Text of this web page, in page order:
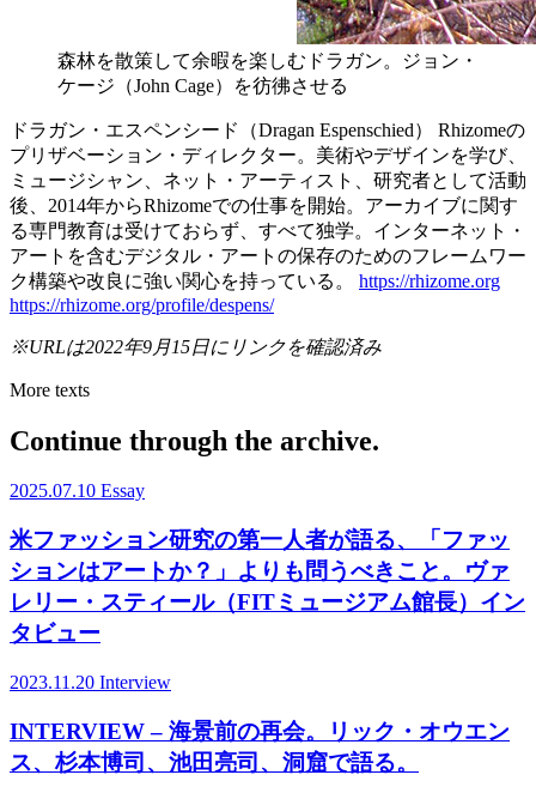
森林を散策して余暇を楽しむドラガン。ジョン・
ケージ（John Cage）を彷彿させる
ドラガン・エスペンシード（Dragan Espenschied） Rhizomeの
プリザベーション・ディレクター。美術やデザインを学び、
ミュージシャン、ネット・アーティスト、研究者として活動
後、2014年からRhizomeでの仕事を開始。アーカイブに関す
る専門教育は受けておらず、すべて独学。インターネット・
アートを含むデジタル・アートの保存のためのフレームワー
ク構築や改良に強い関心を持っている。 https://rhizome.org
https://rhizome.org/profile/despens/
※URLは2022年9月15日にリンクを確認済み
More texts
Continue through the archive.
2025.07.10 Essay
米ファッション研究の第一人者が語る、「ファッ
ションはアートか？」よりも問うべきこと。ヴァ
レリー・スティール（FITミュージアム館長）イン
タビュー
2023.11.20 Interview
INTERVIEW – 海景前の再会。リック・オウエン
ス、杉本博司、池田亮司、洞窟で語る。